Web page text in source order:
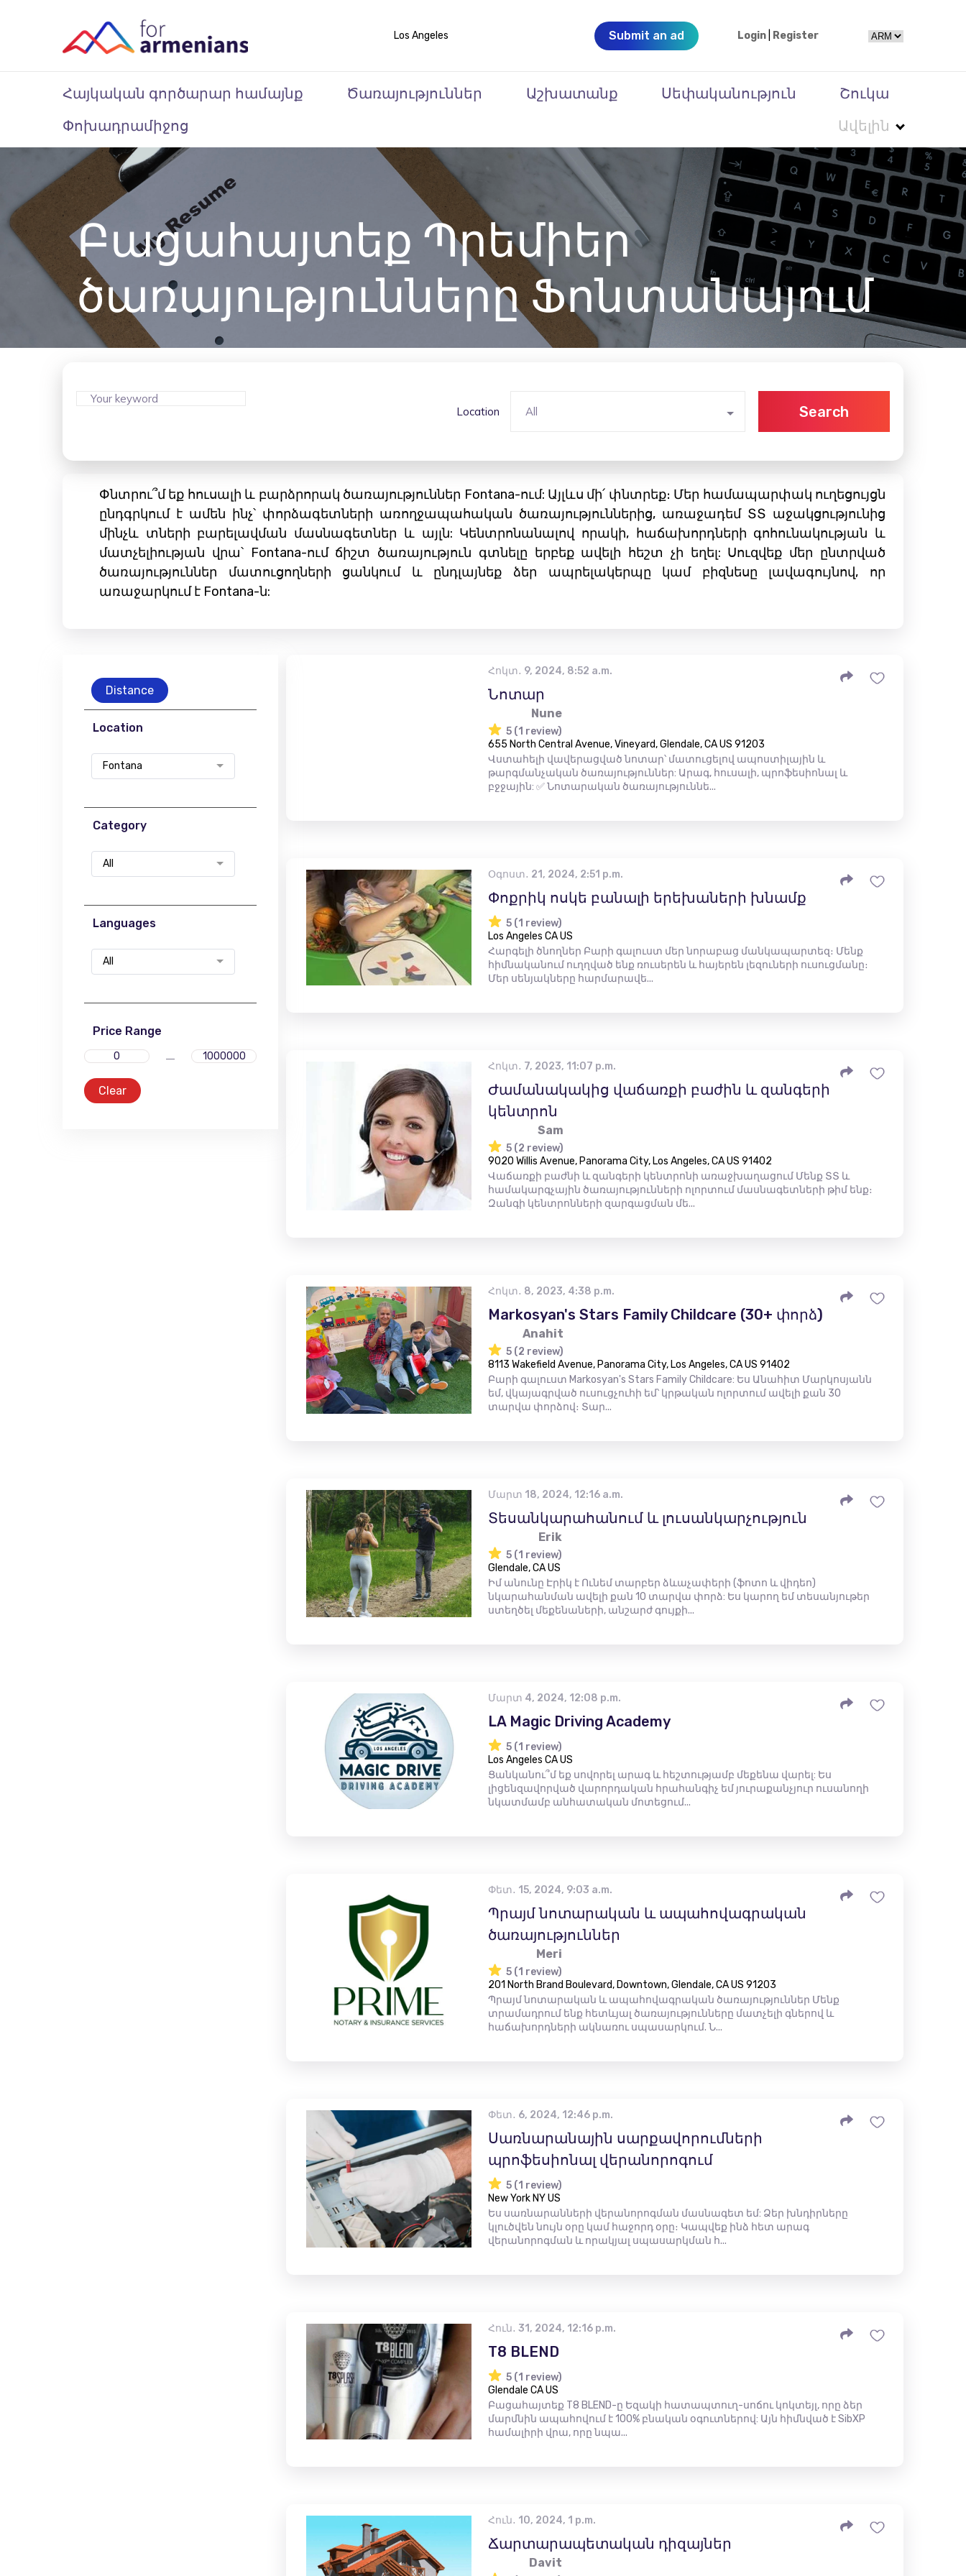
Los Angeles Submit an ad Login Register
Հայկական գործարար համայնք Ծառայություններ Աշխատանք Սեփականություն
Շուկա
Փոխադրամիջոց
Ավելին
Բացահայտեք Պրեմիեր
ծառայությունները Ֆոնտանայում
Location All Search
Փնտրու՞մ եք հուսալի և բարձրորակ ծառայություններ Fontana-ում: Այլևս մի՛ փնտրեք։ Մեր համապարփակ ուղեցույցն
ընդգրկում է ամեն ինչ՝ փորձագետների առողջապահական ծառայություններից, առաջադեմ ՏՏ աջակցությունից
մինչև տների բարելավման մասնագետներ և այլն: Կենտրոնանալով որակի, հաճախորդների գոհունակության և
մատչելիության վրա՝ Fontana-ում ճիշտ ծառայություն գտնելը երբեք ավելի հեշտ չի եղել: Սուզվեք մեր ընտրված
ծառայություններ մատուցողների ցանկում և ընդլայնեք ձեր ապրելակերպը կամ բիզնեսը լավագույնով, որ
առաջարկում է Fontana-ն:
Distance
Location
Fontana
Category
All
Languages
All
Price Range
Clear
Հոկտ․ 9, 2024, 8:52 a.m.
Նոտար
Nune
5 (1 review)
655 North Central Avenue, Vineyard, Glendale, CA US 91203
Վստահելի վավերացված նոտար՝ մատուցելով ապոստիլային և
թարգմանչական ծառայություններ: Արագ, հուսալի, պրոֆեսիոնալ և
բջջային: ✅ Նոտարական ծառայություննե...
Օգոստ․ 21, 2024, 2:51 p.m.
Փոքրիկ ոսկե բանալի երեխաների խնամք
5 (1 review)
Los Angeles CA US
Հարգելի ծնողներ Բարի գալուստ մեր նորաբաց մանկապարտեզ։ Մենք
հիմնականում ուղղված ենք ռուսերեն և հայերեն լեզուների ուսուցմանը։
Մեր սենյակները հարմարավե...
Հոկտ․ 7, 2023, 11:07 p.m.
Ժամանակակից վաճառքի բաժին և զանգերի
կենտրոն
Sam
5 (2 review)
9020 Willis Avenue, Panorama City, Los Angeles, CA US 91402
Վաճառքի բաժնի և զանգերի կենտրոնի առաջխաղացում Մենք ՏՏ և
համակարգչային ծառայությունների ոլորտում մասնագետների թիմ ենք։
Զանգի կենտրոնների զարգացման մե...
Հոկտ․ 8, 2023, 4:38 p.m.
Markosyan's Stars Family Childcare (30+ փորձ)
Anahit
5 (2 review)
8113 Wakefield Avenue, Panorama City, Los Angeles, CA US 91402
Բարի գալուստ Markosyan's Stars Family Childcare: Ես Անահիտ Մարկոսյանն
եմ, վկայագրված ուսուցչուհի եմ՝ կրթական ոլորտում ավելի քան 30
տարվա փորձով։ Տար...
Մարտ 18, 2024, 12:16 a.m.
Տեսանկարահանում և լուսանկարչություն
Erik
5 (1 review)
Glendale, CA US
Իմ անունը Էրիկ է Ունեմ տարբեր ձևաչափերի (ֆոտո և վիդեո)
նկարահանման ավելի քան 10 տարվա փորձ: Ես կարող եմ տեսանյութեր
ստեղծել մեքենաների, անշարժ գույքի...
Մարտ 4, 2024, 12:08 p.m.
LA Magic Driving Academy
5 (1 review)
Los Angeles CA US
Ցանկանու՞մ եք սովորել արագ և հեշտությամբ մեքենա վարել: Ես
լիցենզավորված վարորդական հրահանգիչ եմ յուրաքանչյուր ուսանողի
նկատմամբ անհատական ​​մոտեցում...
Փետ․ 15, 2024, 9:03 a.m.
Պրայմ նոտարական և ապահովագրական
ծառայություններ
Meri
5 (1 review)
201 North Brand Boulevard, Downtown, Glendale, CA US 91203
Պրայմ նոտարական և ապահովագրական ծառայություններ Մենք
տրամադրում ենք հետևյալ ծառայությունները մատչելի գներով և
հաճախորդների ակնառու սպասարկում. Ն...
Փետ․ 6, 2024, 12:46 p.m.
Սառնարանային սարքավորումների
պրոֆեսիոնալ վերանորոգում
5 (1 review)
New York NY US
Ես սառնարանների վերանորոգման մասնագետ եմ: Ձեր խնդիրները
կլուծվեն նույն օրը կամ հաջորդ օրը։ Կապվեք ինձ հետ արագ
վերանորոգման և որակյալ սպասարկման հ...
Հուն․ 31, 2024, 12:16 p.m.
T8 BLEND
5 (1 review)
Glendale CA US
Բացահայտեք T8 BLEND-ը Եզակի հատապտուղ-սոճու կոկտեյլ, որը ձեր
մարմնին ապահովում է 100% բնական օգուտներով: Այն հիմնված է SibXP
համալիրի վրա, որը նպա...
Հուն․ 10, 2024, 1 p.m.
Ճարտարապետական ​​դիզայներ
Davit